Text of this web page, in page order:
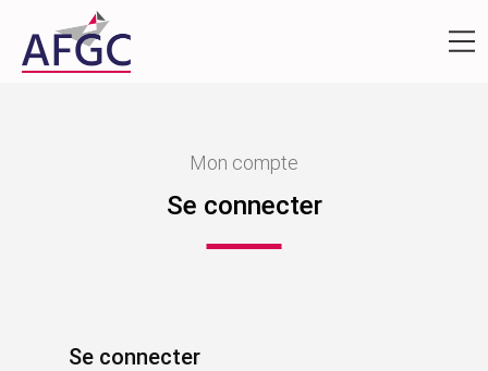
Mon compte
Se connecter
Se connecter